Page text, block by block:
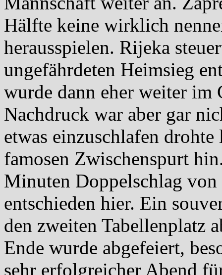
Hälfte keine wirklich
herausspielen. Rijeka
ungefährdeten Heimsieg
wurde dann eher weiter im
Nachdruck war aber gar
etwas einzuschlafen
famosen Zwischenspurt
Minuten Doppelschlag
entschieden hier. Ein
den zweiten Tabellenplatz
Ende wurde abgefeiert,
sehr erfolgreicher Abend